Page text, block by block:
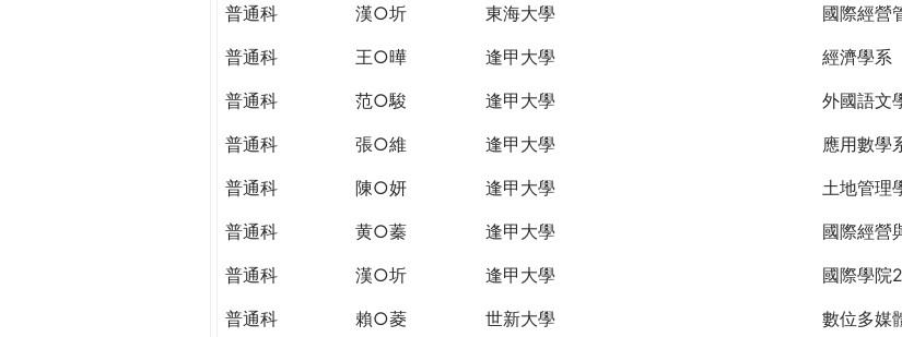
普通科
漢○圻 東海大學
國際經營
普通科
王○曄 逢甲大學
經濟學系
普通科
范○駿 逢甲大學
外國語文
普通科
張○維 逢甲大學
應用數學
普通科
陳○妍 逢甲大學
土地管理
普通科
黄○蓁 逢甲大學
國際經營
普通科
漢○圻 逢甲大學
國際學院
普通科
賴○菱 世新大學
數位多媒